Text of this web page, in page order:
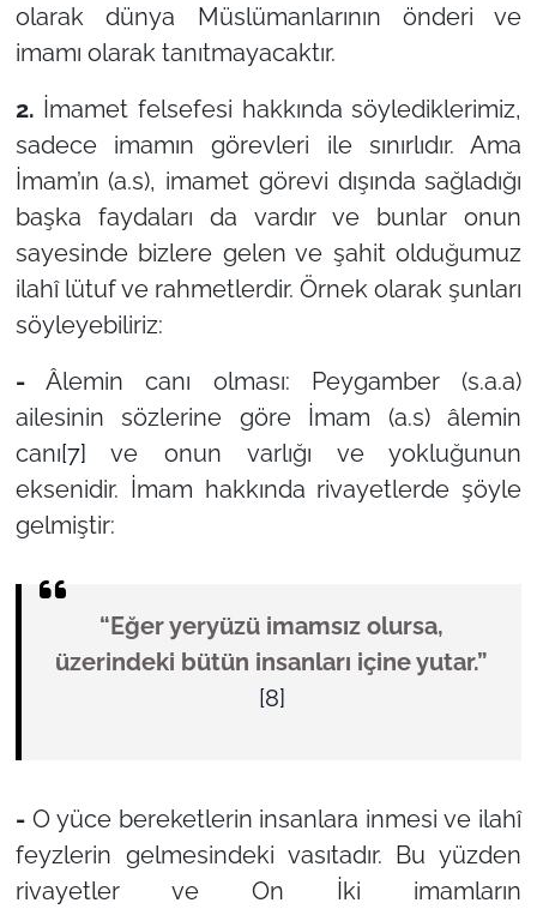
olarak dünya Müslümanlarının önderi ve
imamı olarak tanıtmayacaktır.
2. İmamet felsefesi hakkında söylediklerimiz,
sadece imamın görevleri ile sınırlıdır. Ama
İmam’ın (a.s), imamet görevi dışında sağladığı
başka faydaları da vardır ve bunlar onun
sayesinde bizlere gelen ve şahit olduğumuz
ilahî lütuf ve rahmetlerdir. Örnek olarak şunları
söyleyebiliriz:
-Âlemin canı olması: Peygamber (s.a.a)
ailesinin sözlerine göre İmam (a.s) âlemin
canı[7] ve onun varlığı ve yokluğunun
eksenidir. İmam hakkında rivayetlerde şöyle
gelmiştir:
“Eğer yeryüzü imamsız olursa,
üzerindeki bütün insanları içine yutar.”
[8]
- O yüce bereketlerin insanlara inmesi ve ilahî
feyzlerin gelmesindeki vasıtadır. Bu yüzden
rivayetler ve On İki imamların